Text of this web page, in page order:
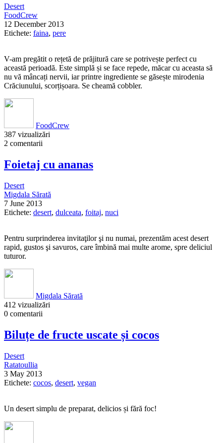
Desert
FoodCrew
12 December 2013
Etichete: faina, pere
V-am pregătit o rețetă de prăjitură care se potrivește perfect cu
această perioadă. Este simplă și se face repede, măcar cu aceasta să
nu vă mâncați nervii, iar printre ingrediente se găsește mirodenia
Crăciunului, scorțișoara. Se cheamă cobbler.
FoodCrew
387 vizualizări
2 comentarii
Foietaj cu ananas
Desert
Migdala Sărată
7 June 2013
Etichete: desert, dulceata, foitaj, nuci
Pentru surprinderea invitaţilor şi nu numai, prezentăm acest desert
rapid, gustos şi savuros, care îmbină mai multe arome, spre deliciul
tuturor.
Migdala Sărată
412 vizualizări
0 comentarii
Biluțe de fructe uscate și cocos
Desert
Ratatoullia
3 May 2013
Etichete: cocos, desert, vegan
Un desert simplu de preparat, delicios și fără foc!